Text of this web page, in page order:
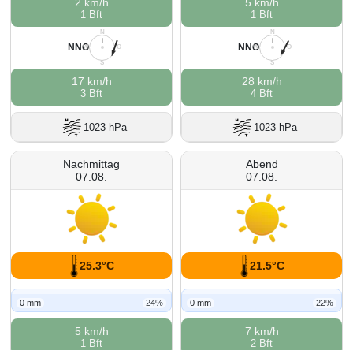
1 Bft
N
O
S
W
NNO
17 km/h
3 Bft
1023 hPa
1 Bft
N
O
S
W
NNO
28 km/h
4 Bft
1023 hPa
Nachmittag
07.08.
25.3°C
0 mm 24%
5 km/h
1 Bft
Abend
07.08.
21.5°C
0 mm 22%
7 km/h
2 Bft